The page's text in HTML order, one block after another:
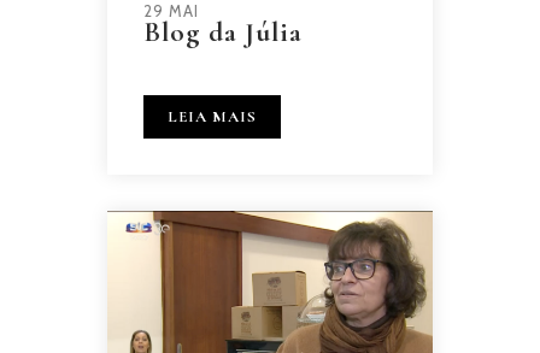
29 MAI
Blog da Júlia
LEIA MAIS